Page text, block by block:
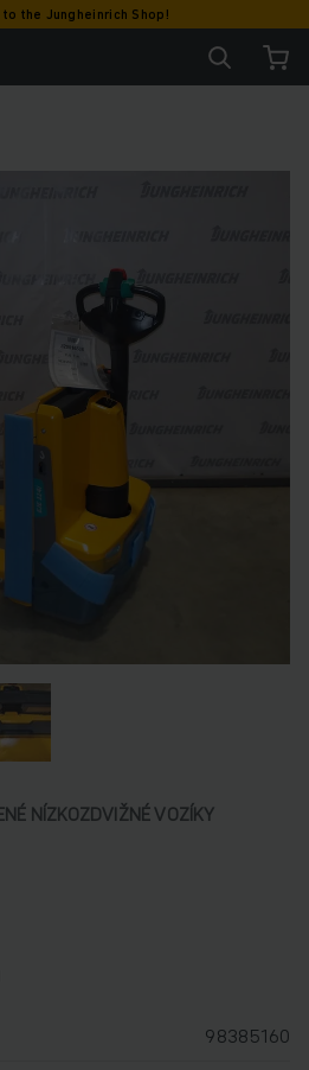
the Jungheinrich Shop!
NÍZKOZDVIŽNÉ VOZÍKY
98385160